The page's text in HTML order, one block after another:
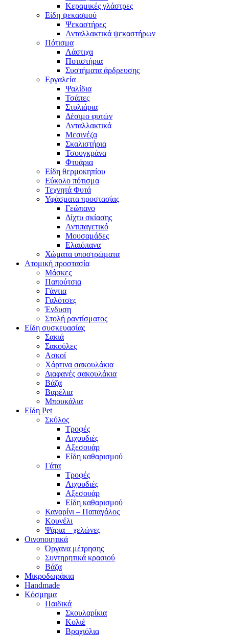
Κεραμικές γλάστρες
Είδη ψεκασμού
Ψεκαστήρες
Ανταλλακτικά ψεκαστήρων
Πότισμα
Λάστιχα
Ποτιστήρια
Συστήματα άρδρευσης
Εργαλεία
Ψαλίδια
Τσάπες
Στυλιάρια
Δέσιμο φυτών
Ανταλλακτικά
Μεσινέζα
Σκαλιστήρια
Τσουγκράνα
Φτυάρια
Είδη θερμοκηπίου
Εύκολο πότισμα
Τεχνητά Φυτά
Υφάσματα προστασίας
Γεώπανο
Δίχτυ σκίασης
Αντιπαγετικό
Μουσαμάδες
Ελαιόπανα
Χώματα υποστρώματα
Ατομική προστασία
Μάσκες
Παπούτσια
Γάντια
Γαλότσες
Ένδυση
Στολή ραντίσματος
Είδη συσκευασίας
Σακιά
Σακούλες
Ασκοί
Χάρτινα σακουλάκια
Διαφανές σακουλάκια
Βάζα
Βαρέλια
Μπουκάλια
Είδη Pet
Σκύλος
Τροφές
Λιχουδιές
Αξεσουάρ
Είδη καθαρισμού
Γάτα
Τροφές
Λιχουδιές
Αξεσουάρ
Είδη καθαρισμού
Καναρίνι – Παπαγάλος
Κουνέλι
Ψάρια – χελώνες
Οινοποιητικά
Όργανα μέτρησης
Συντηρητικά κρασιού
Βάζα
Μικροδωράκια
Handmade
Κόσμημα
Παιδικά
Σκουλαρίκια
Κολιέ
Βραχιόλια